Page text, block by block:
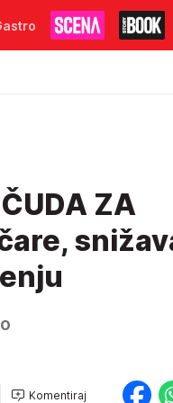
ZA
Komentiraj